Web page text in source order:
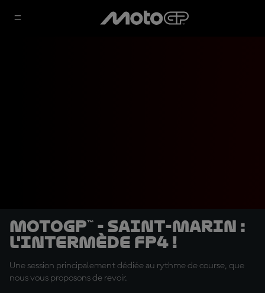
MotoGP™ - Saint-Marin :
L'intermède FP4 !
Une session principalement dédiée au rythme de course, que
nous vous proposons de revoir.